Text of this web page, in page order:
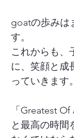
goatの歩みは
す。
これからも、
に、笑顔と成
っていきます。
「Greatest
と最高の時間